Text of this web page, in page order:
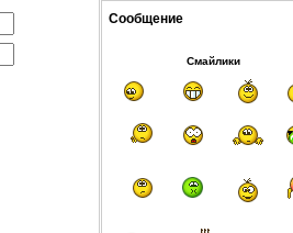
Сообщение
Смайлики